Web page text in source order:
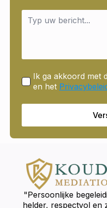
Message
Ik ga akkoord met
en het
"Persoonlijke
helder, respectvol en